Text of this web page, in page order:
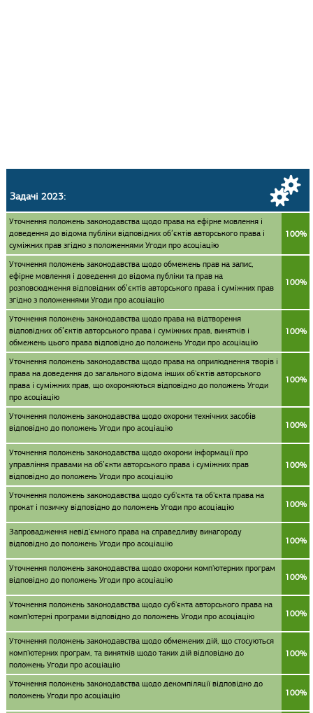
Задачі 2023:
Уточнення положень законодавства щодо права на ефірне мовлення і
доведення до відома публіки відповідних об’єктів авторського права і
суміжних прав згідно з положеннями Угоди про асоціацію
100%
Уточнення положень законодавства щодо обмежень прав на запис,
ефірне мовлення і доведення до відома публіки та прав на
розповсюдження відповідних об’єктів авторського права і суміжних прав
згідно з положеннями Угоди про асоціацію
100%
Уточнення положень законодавства щодо права на відтворення
відповідних об’єктів авторського права і суміжних прав, винятків і
обмежень цього права відповідно до положень Угоди про асоціацію
100%
Уточнення положень законодавства щодо права на оприлюднення творів і
права на доведення до загального відома інших об'єктів авторського
права і суміжних прав, що охороняються відповідно до положень Угоди
про асоціацію
100%
Уточнення положень законодавства щодо охорони технічних засобів
відповідно до положень Угоди про асоціацію
100%
Уточнення положень законодавства щодо охорони інформації про
управління правами на об’єкти авторського права і суміжних прав
відповідно до положень Угоди про асоціацію
100%
Уточнення положень законодавства щодо суб'єкта та об'єкта права на
прокат і позичку відповідно до положень Угоди про асоціацію
100%
Запровадження невід'ємного права на справедливу винагороду
відповідно до положень Угоди про асоціацію
100%
Уточнення положень законодавства щодо охорони комп'ютерних програм
відповідно до положень Угоди про асоціацію
100%
Уточнення положень законодавства щодо суб'єкта авторського права на
комп'ютерні програми відповідно до положень Угоди про асоціацію
100%
Уточнення положень законодавства щодо обмежених дій, що стосуються
комп'ютерних програм, та винятків щодо таких дій відповідно до
положень Угоди про асоціацію
100%
Уточнення положень законодавства щодо декомпіляції відповідно до
положень Угоди про асоціацію
100%